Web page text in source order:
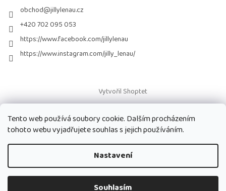
Tento web používá soubory cookie. Dalším procházením
tohoto webu vyjadřujete souhlas s jejich používáním.
Nastavení
Souhlasím
obchod@jillylenau.cz
+420 702 095 053
https://www.facebook.com/jillylenau
https://www.instagram.com/jilly_lenau/
Vytvořil Shoptet
Copyright 2026Paruky Jilly Lenau s.r.o.. Všechna práva vyhrazena.